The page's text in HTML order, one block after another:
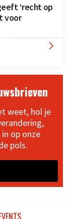
‘recht op
voor

weet, hol je
op onze
pols.